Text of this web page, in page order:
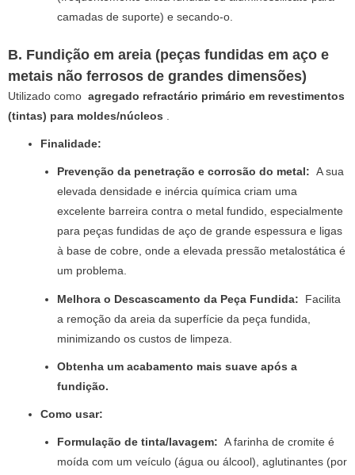
camadas de suporte) e secando-o.
B. Fundição em areia (peças fundidas em aço e
metais não ferrosos de grandes dimensões)
Utilizado como agregado refractário primário em revestimentos
(tintas) para moldes/núcleos
Finalidade:
Prevenção da penetração e corrosão do metal: A sua
elevada densidade e inércia química criam uma
excelente barreira contra o metal fundido, especialmente
para peças fundidas de aço de grande espessura e ligas
à base de cobre, onde a elevada pressão metalostática é
um problema.
Melhora o Descascamento da Peça Fundida: Facilita
a remoção da areia da superfície da peça fundida,
minimizando os custos de limpeza.
Obtenha um acabamento mais suave após a
fundição.
Como usar:
Formulação de tinta/lavagem: A farinha de cromite é
moída com um veículo (água ou álcool), aglutinantes (por